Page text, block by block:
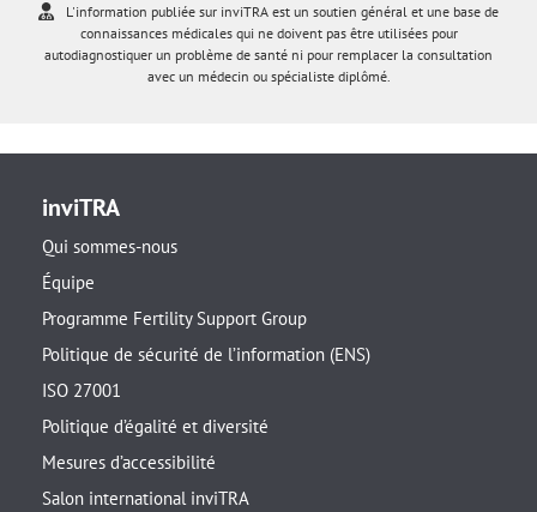
L'information publiée sur inviTRA est un soutien général et une base de
connaissances médicales qui ne doivent pas être utilisées pour
autodiagnostiquer un problème de santé ni pour remplacer la consultation
avec un médecin ou spécialiste diplômé.
inviTRA
Qui sommes-nous
Équipe
Programme Fertility Support Group
Politique de sécurité de l’information (ENS)
ISO 27001
Politique d’égalité et diversité
Mesures d’accessibilité
Salon international inviTRA